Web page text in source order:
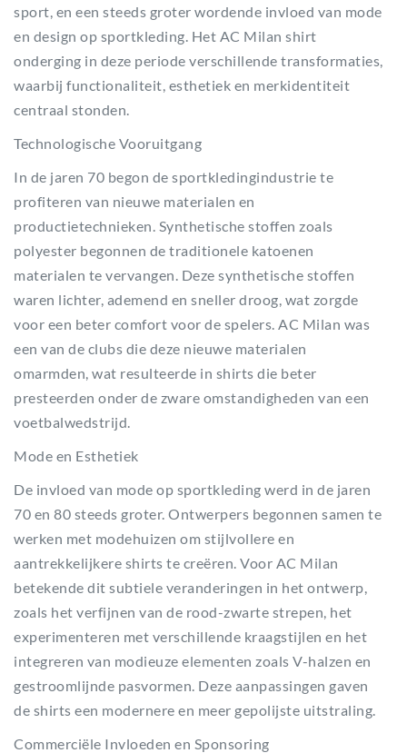
sport, en een steeds groter wordende invloed van mode
en design op sportkleding. Het AC Milan shirt
onderging in deze periode verschillende transformaties,
waarbij functionaliteit, esthetiek en merkidentiteit
centraal stonden.
Technologische Vooruitgang
In de jaren 70 begon de sportkledingindustrie te
profiteren van nieuwe materialen en
productietechnieken. Synthetische stoffen zoals
polyester begonnen de traditionele katoenen
materialen te vervangen. Deze synthetische stoffen
waren lichter, ademend en sneller droog, wat zorgde
voor een beter comfort voor de spelers. AC Milan was
een van de clubs die deze nieuwe materialen
omarmden, wat resulteerde in shirts die beter
presteerden onder de zware omstandigheden van een
voetbalwedstrijd.
Mode en Esthetiek
De invloed van mode op sportkleding werd in de jaren
70 en 80 steeds groter. Ontwerpers begonnen samen te
werken met modehuizen om stijlvollere en
aantrekkelijkere shirts te creëren. Voor AC Milan
betekende dit subtiele veranderingen in het ontwerp,
zoals het verfijnen van de rood-zwarte strepen, het
experimenteren met verschillende kraagstijlen en het
integreren van modieuze elementen zoals V-halzen en
gestroomlijnde pasvormen. Deze aanpassingen gaven
de shirts een modernere en meer gepolijste uitstraling.
Commerciële Invloeden en Sponsoring